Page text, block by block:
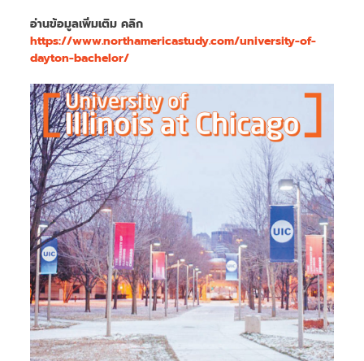
อ่านข้อมูลเพิ่มเติม คลิก
https://www.northamericastudy.com/university-of-
dayton-bachelor/